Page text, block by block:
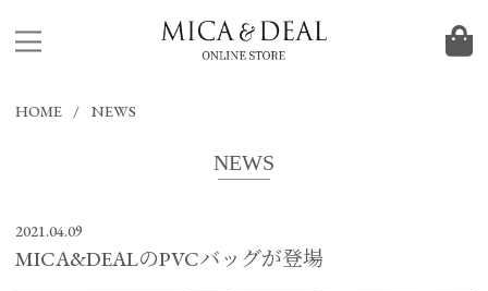
HOME NEWS
NEWS
2021.04.09
MICA&DEALのPVCバッグが登場